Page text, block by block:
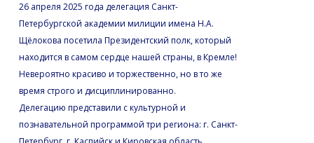
26 апреля 2025 года делегация Санкт-
Петербургской академии милиции имена Н.А.
Щёлокова посетила Президентский полк, который
находится в самом сердце нашей страны, в Кремле!
Невероятно красиво и торжественно, но в то же
время строго и дисциплинированно.
Делегацию представили с культурной и
познавательной программой три региона: г. Санкт-